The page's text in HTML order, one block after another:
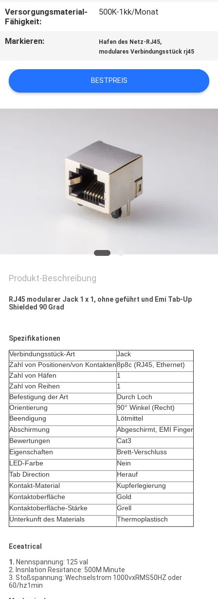
VERBINDUNG
SHOW
SITEMAP
Versorgungsmaterial-
Fähigkeit:
500K-1kk/Monat
Markieren: Hafen des Netz-RJ45,
modulares Verbindungsstück rj45
BESTPREIS
Produkt-Beschreibung
RJ45 modularer Jack 1 x 1, ohne geführt und Emi Tab-Up
Shielded 90 Grad
Spezifikationen
Verbindungsstück-Art
Jack
Zahl von Positionen/von Kontakten8p8c (RJ45, Ethernet)
Zahl von Häfen
1
Zahl von Reihen
1
Befestigung der Art
Durch Loch
Orientierung
90° Winkel (Recht)
Beendigung
Lötmittel
Abschirmung
Abgeschirmt, EMI Finger
Bewertungen
Cat3
Eigenschaften
Brett-Verschluss
LED-Farbe
Nein
Tab Direction
Herauf
Kontakt-Material
Kupferlegierung
Kontaktoberfläche
Gold
Kontaktoberfläche-Stärke
Grell
Unterkunft des Materials
Thermoplastisch
Eceatrical
1. Nennspannung: 125 val
2. Insnlation Resiitance: 500M Minute
3. Stoßspannung: Wechselstrom 1000vxRMS50HZ oder
60/hz1min